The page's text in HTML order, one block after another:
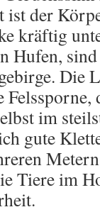
ist der
kräftig
Hufen,
Die
im
gute
Tiere im